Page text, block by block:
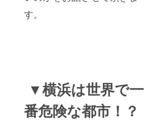
す。
▼横浜は世界で一
番危険な都市！？